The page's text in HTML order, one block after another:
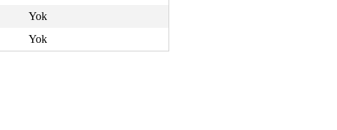
Yok
Yok